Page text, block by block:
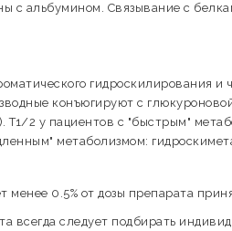
с альбумином. Связывание с
гидроскилирования и
конъюгируют с
2 у пациентов с "быстрым"
метаболизмом:
0.5% от дозы препарата
всегда следует подбирать